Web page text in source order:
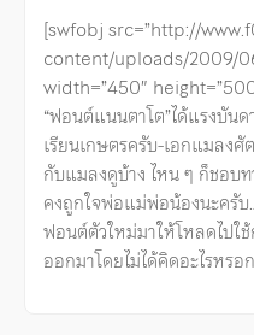
[swfobj src=”http://
content/uploads/2009/
width=”450″
“ฟอนต์แนนตาโต”ได้แรงบันด
เรียนเกษตรครับ-เอกแมลงศั
กับแมลงดูบ้าง ไหน ๆ ก็ชอบ
คงถูกใจพ่อแม่พ่อน้องนะครับ
ฟอนต์ตัวใหม่มาให้โหลดไปใ
ออกมาโดยไม่ได้คิดอะไรหรอ